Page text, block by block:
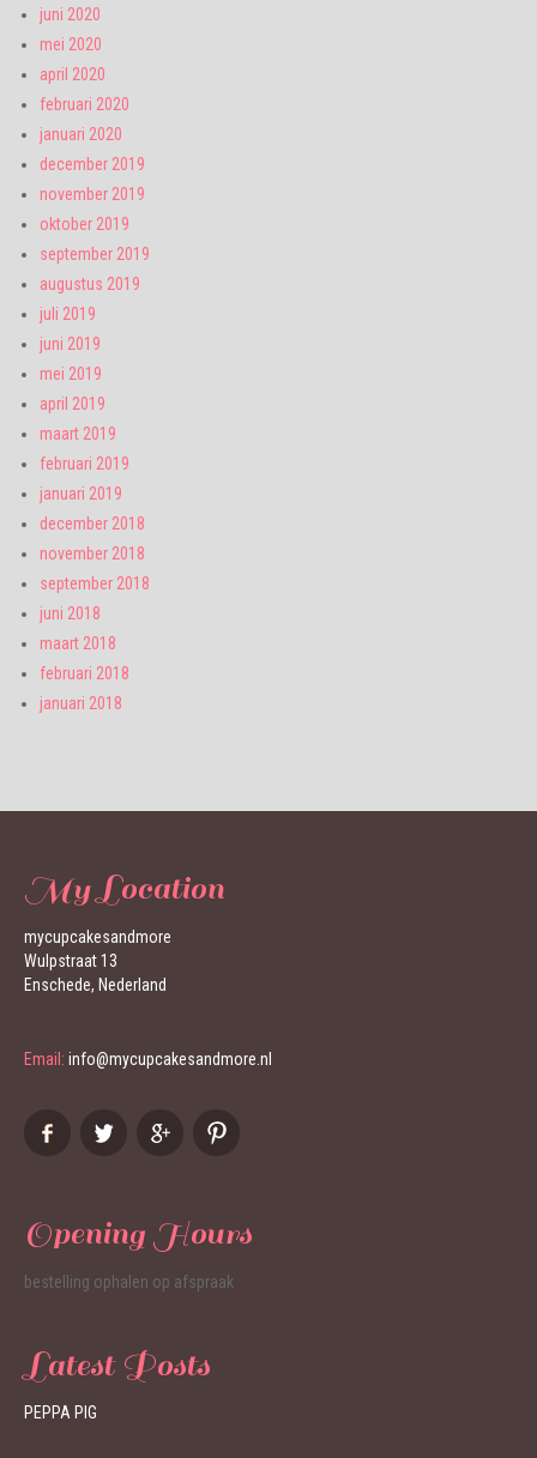
juni 2020
mei 2020
april 2020
februari 2020
januari 2020
december 2019
november 2019
oktober 2019
september 2019
augustus 2019
juli 2019
juni 2019
mei 2019
april 2019
maart 2019
februari 2019
januari 2019
december 2018
november 2018
september 2018
juni 2018
maart 2018
februari 2018
januari 2018
My Location
mycupcakesandmore
Wulpstraat 13
Enschede, Nederland
Email: info@mycupcakesandmore.nl
Opening Hours
bestelling ophalen op afspraak
Latest Posts
PEPPA PIG